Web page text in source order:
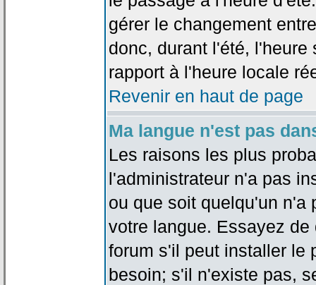
gérer le changement
donc, durant l'été, l'heure
rapport à l'heure locale
Revenir en haut de page
Ma langue n'est pas
Les raisons les plus
l'administrateur n'a pas
ou que soit quelqu'un n'a
votre langue. Essayez
forum s'il peut installer le
besoin; s'il n'existe pas,